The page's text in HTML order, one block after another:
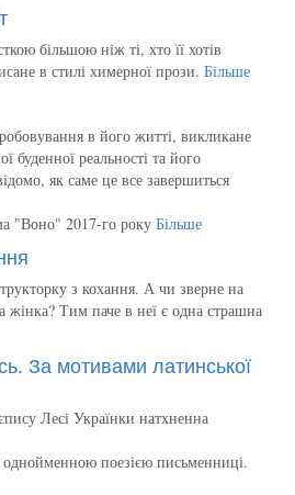
більшою ніж ті, хто її хотів
в стилі химерної прози. Більше
в його житті, викликане
буденної реальності та його
як саме це все завершиться
"Воно" 2017-го року Більше
з кохання. А чи зверне на
жінка? Тим паче в неї є одна страшна
За мотивами латинської
Лесі Українки натхненна
однойменною поезією письменниці.